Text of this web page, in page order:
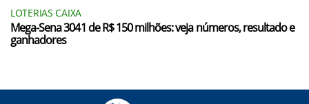
LOTERIAS CAIXA
Mega-Sena 3041 de R$ 150 milhões: veja números, resultado e
ganhadores